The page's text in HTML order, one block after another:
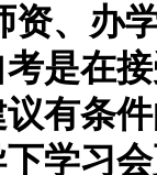
资、办
是在
有条
学习